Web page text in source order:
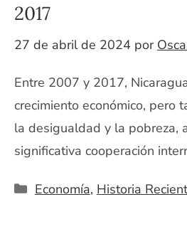
2017
27 de abril de 2024 por
Entre 2007 y 2017,
crecimiento económico, pero
la desigualdad y la pobreza,
significativa cooperación
Categorías
Economía, Historia